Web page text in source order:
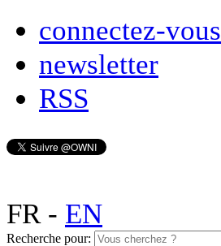
connectez-vous
newsletter
RSS
FR- EN
Recherche pour: